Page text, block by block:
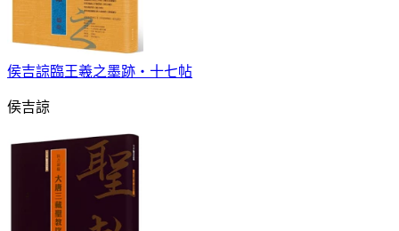
侯吉諒臨王羲之墨跡‧十七帖
侯吉諒